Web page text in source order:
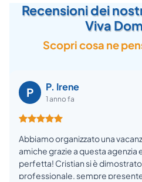
Recensioni dei
Viva
Scopri cosa ne
P P. Irene
1 anno fa
Abbiamo organizzato una
amiche grazie a questa agenzia
perfetta! Cristian si è
professionale, sempre